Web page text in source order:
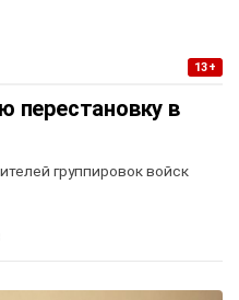
13+
перестановку в
группировок войск